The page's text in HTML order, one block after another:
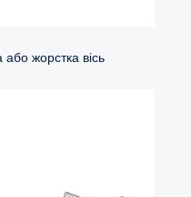
жорстка вісь